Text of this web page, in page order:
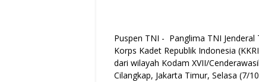
Puspen TNI - Panglima TNI
Korps Kadet Republik Indonesia
dari wilayah Kodam XVII/
Cilangkap, Jakarta Timur, Selasa (7/